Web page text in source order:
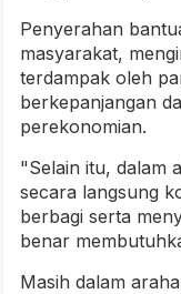
Penyerahan
masyarakat,
terdampak oleh
berkepanjangan
perekonomian.
"Selain itu, dalam
secara langsung
berbagi serta
benar
Masih dalam